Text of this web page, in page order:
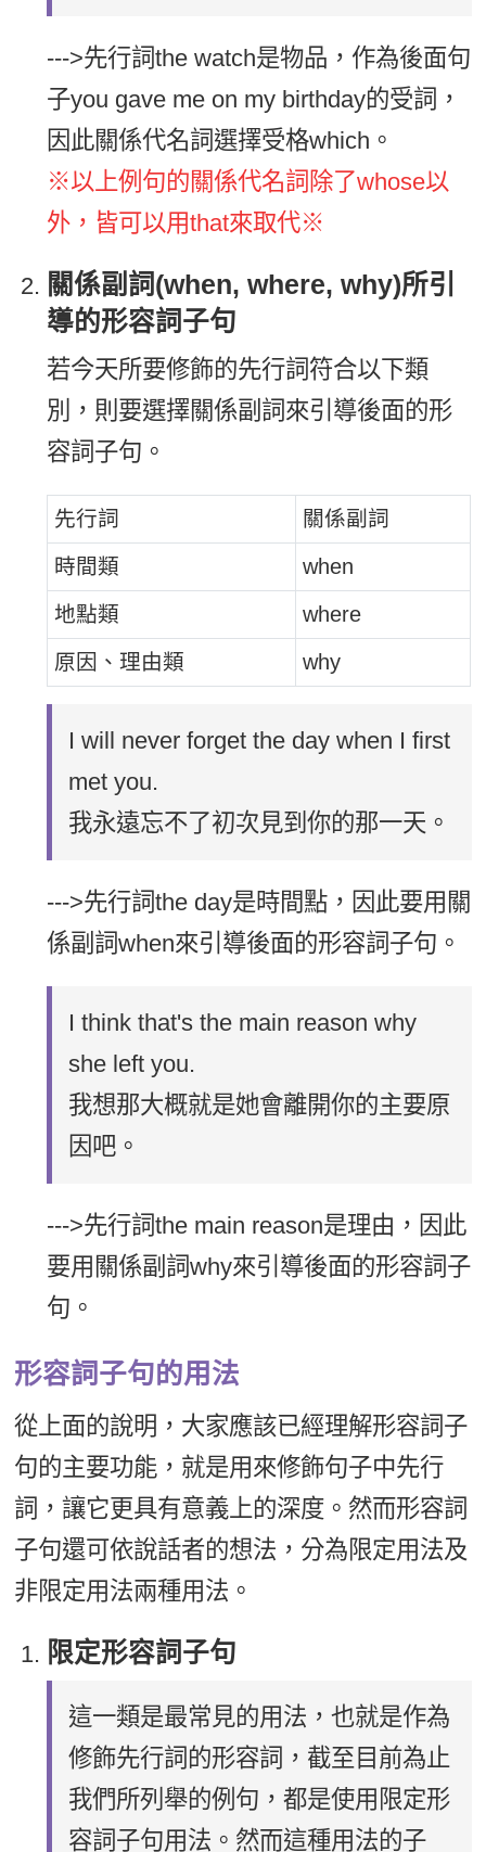
--->先行詞the watch是物品，作為後面句
子you gave me on my birthday的受詞，
因此關係代名詞選擇受格which。
※以上例句的關係代名詞除了whose以
外，皆可以用that來取代※
關係副詞(when, where, why)所引
導的形容詞子句
若今天所要修飾的先行詞符合以下類
別，則要選擇關係副詞來引導後面的形
容詞子句。
先行詞
關係副詞
時間類
when
地點類
where
原因、理由類
why
I will never forget the day when I first
met you.
我永遠忘不了初次見到你的那一天。
--->先行詞the day是時間點，因此要用關
係副詞when來引導後面的形容詞子句。
I think that's the main reason why
she left you.
我想那大概就是她會離開你的主要原
因吧。
--->先行詞the main reason是理由，因此
要用關係副詞why來引導後面的形容詞子
句。
形容詞子句的用法
從上面的說明，大家應該已經理解形容詞子
句的主要功能，就是用來修飾句子中先行
詞，讓它更具有意義上的深度。然而形容詞
子句還可依說話者的想法，分為限定用法及
非限定用法兩種用法。
限定形容詞子句
這一類是最常見的用法，也就是作為
修飾先行詞的形容詞，截至目前為止
我們所列舉的例句，都是使用限定形
容詞子句用法。然而這種用法的子